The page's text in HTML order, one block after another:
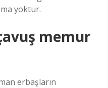
yoktur.
memur
erbaşların